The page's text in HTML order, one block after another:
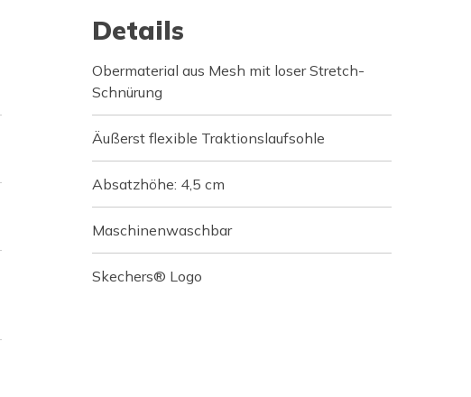
Details
Obermaterial aus Mesh mit loser Stretch-
Schnürung
Äußerst flexible Traktionslaufsohle
Absatzhöhe: 4,5 cm
Maschinenwaschbar
Skechers® Logo